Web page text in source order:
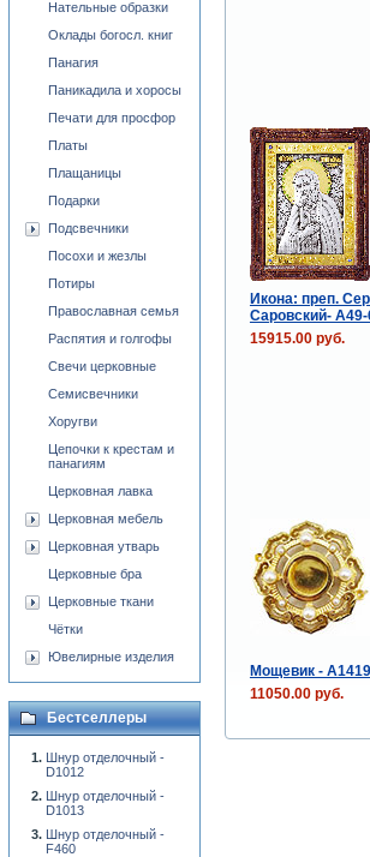
Икона: преп.
Саровский- A49-
15915.00 руб.
Мощевик - А1419
11050.00 руб.
Нательные образки
Оклады богосл. книг
Панагия
Паникадила и хоросы
Печати для просфор
Платы
Плащаницы
Подарки
Подсвечники
Посохи и жезлы
Потиры
Православная семья
Распятия и голгофы
Свечи церковные
Семисвечники
Хоругви
Цепочки к крестам и
панагиям
Церковная лавка
Церковная мебель
Церковная утварь
Церковные бра
Церковные ткани
Чётки
Ювелирные изделия
Бестселлеры
Шнур отделочный -
D1012
Шнур отделочный -
D1013
Шнур отделочный -
F460